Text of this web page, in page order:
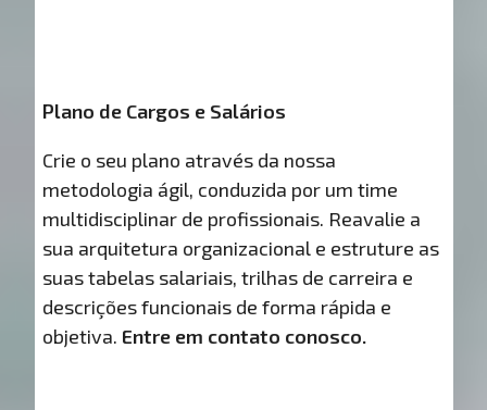
Plano de Cargos e Salários
Crie o seu plano através da nossa
metodologia ágil, conduzida por um time
multidisciplinar de profissionais. Reavalie a
sua arquitetura organizacional e estruture as
suas tabelas salariais, trilhas de carreira e
descrições funcionais de forma rápida e
objetiva. Entre em contato conosco.